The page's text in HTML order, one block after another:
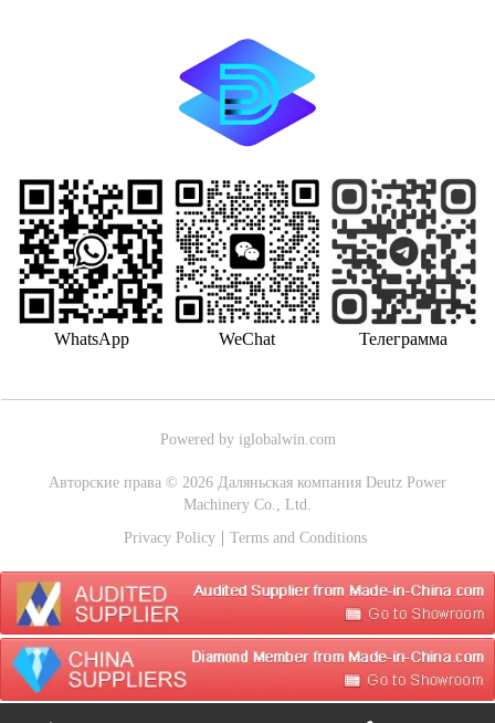
WhatsApp WeChat Телеграмма
Powered by iglobalwin.com
Авторские права © 2026 Даляньская компания Deutz Power
Machinery Co., Ltd.
Privacy Policy
Terms and Conditions